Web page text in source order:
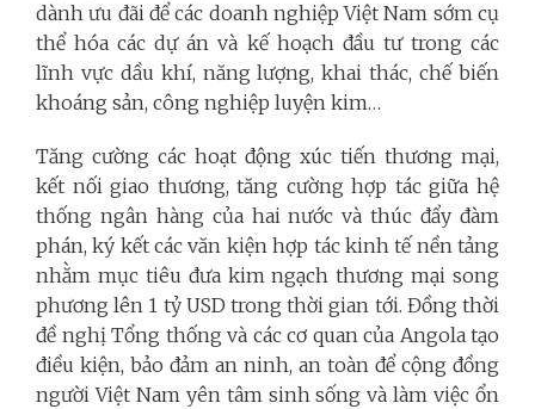
dành ưu đãi để các doanh nghiệp Việt Nam sớm cụ
thể hóa các dự án và kế hoạch đầu tư trong các
lĩnh vực dầu khí, năng lượng, khai thác, chế biến
khoáng sản, công nghiệp luyện kim…
Tăng cường các hoạt động xúc tiến thương mại,
kết nối giao thương, tăng cường hợp tác giữa hệ
thống ngân hàng của hai nước và thúc đẩy đàm
phán, ký kết các văn kiện hợp tác kinh tế nền tảng
nhằm mục tiêu đưa kim ngạch thương mại song
phương lên 1 tỷ USD trong thời gian tới. Đồng thời
đề nghị Tổng thống và các cơ quan của Angola tạo
điều kiện, bảo đảm an ninh, an toàn để cộng đồng
người Việt Nam yên tâm sinh sống và làm việc ổn